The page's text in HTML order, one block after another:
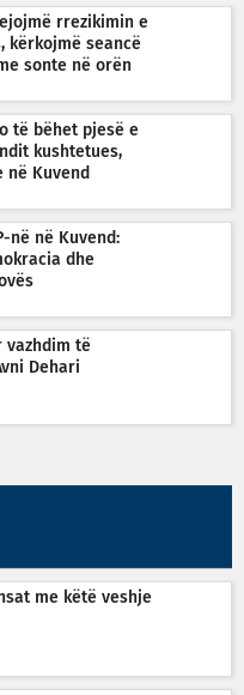
rrezikimin e
kërkojmë seancë
sonte në orën
të bëhet pjesë e
kushtetues,
në Kuvend
në në Kuvend:
dhe
vazhdim të
Dehari
me këtë veshje